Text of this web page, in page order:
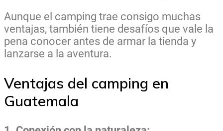
Aunque el camping trae consigo muchas
ventajas, también tiene desafíos que vale la
pena conocer antes de armar la tienda y
lanzarse a la aventura.
Ventajas del camping en
Guatemala